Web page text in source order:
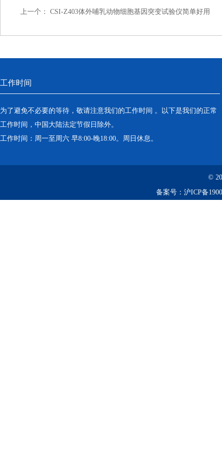
上一个： CSI-Z403体外哺乳动物细胞基因突变试验仪简单好用
工作时间
为了避免不必要的等待，敬请注意我们的工作时间 。以下是我们的正常
工作时间，中国大陆法定节假日除外。
工作时间：周一至周六 早8:00-晚18:00。周日休息。
©
备案号： 沪ICP备